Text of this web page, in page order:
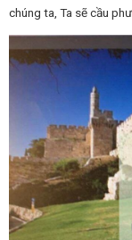
chúng ta, Ta sẽ cầu